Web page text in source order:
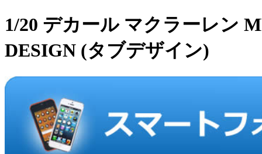
1/20 デカール マクラーレン
DESIGN (タブデザイン)